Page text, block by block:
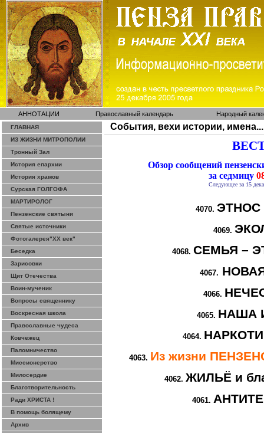
АННОТАЦИИ Православный календарь Народный
ГЛАВНАЯ
ИЗ ЖИЗНИ МИТРОПОЛИИ
Тронный Зал
История епархии
История храмов
Сурская ГОЛГОФА
МАРТИРОЛОГ
Пензенские святыни
Святые источники
Фотогалерея"ХХ век"
Беседка
Зарисовки
Щит Отечества
Воин-мученик
Вопросы священнику
Воскресная школа
Православные чудеса
Ковчежец
Паломничество
Миссионерство
Милосердие
Благотворительность
Ради ХРИСТА !
В помощь болящему
Архив
События, вехи истории, имена...
Обзор сообщений
за седмицу
Следующее за 15
4070. ЭТНОС
4069.
4068. СЕМЬЯ –
4067.
4066.
4065. НАША
4064.
4063. Из жизни
4062. ЖИЛЬЁ и
4061.